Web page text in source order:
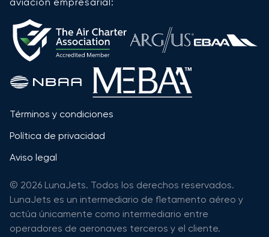
Términos y condiciones
Política de privacidad
Aviso legal
© 2026 LunaJets. Todos los derechos reservados.
LunaJets es un intermediario de fletamento aéreo y
actúa únicamente como intermediario entre
operadores de aeronaves terceros y el cliente.